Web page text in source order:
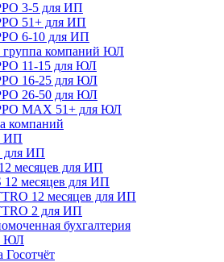
3-5 для ИП
51+ для ИП
6-10 для ИП
группа компаний ЮЛ
11-15 для ЮЛ
16-25 для ЮЛ
26-50 для ЮЛ
MAX 51+ для ЮЛ
компаний
ИП
для ИП
месяцев для ИП
12 месяцев для ИП
12 месяцев для ИП
2 для ИП
бухгалтерия
ЮЛ